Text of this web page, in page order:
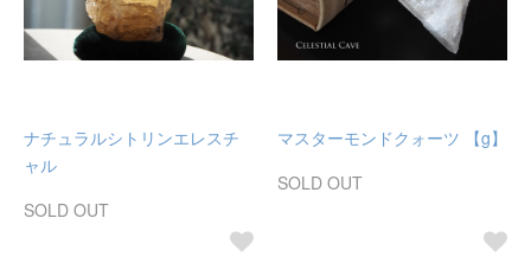
ナチュラルシトリンエレスチ
ャル
SOLD OUT
マスターモンドクォーツ 【g】
SOLD OUT